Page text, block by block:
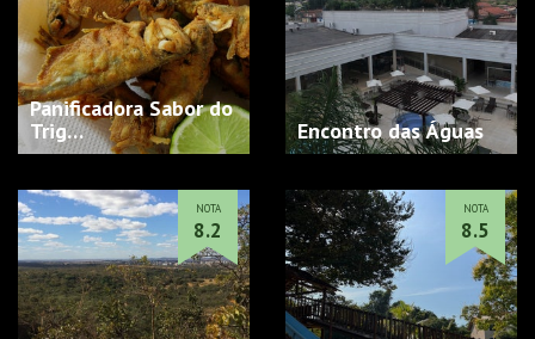
Panificadora Sabor do
Trig…
Encontro das Águas
NOTA
8.2
NOTA
8.5